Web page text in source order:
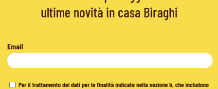
ultime novità in casa Biraghi
Email
Per il trattamento dei dati per le finalità indicate nella sezione b, che includono